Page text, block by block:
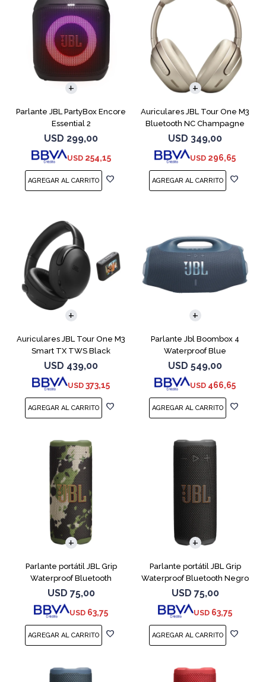
Parlante JBL PartyBox Encore
Essential 2
USD 299,00
USD 254,15
Auriculares JBL Tour One M3
Bluetooth NC Champagne
USD 349,00
USD 296,65
Auriculares JBL Tour One M3
Smart TX TWS Black
USD 439,00
USD 373,15
Parlante Jbl Boombox 4
Waterproof Blue
USD 549,00
USD 466,65
Parlante portátil JBL Grip
Waterproof Bluetooth
Camuflado
USD 75,00
USD 63,75
Parlante portátil JBL Grip
Waterproof Bluetooth Negro
USD 75,00
USD 63,75